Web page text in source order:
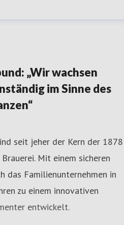
„Wir wachsen
im Sinne des
seit jeher der Kern der 1878
Mit einem sicheren
das Familienunternehmen in
zu einem innovativen
entwickelt.